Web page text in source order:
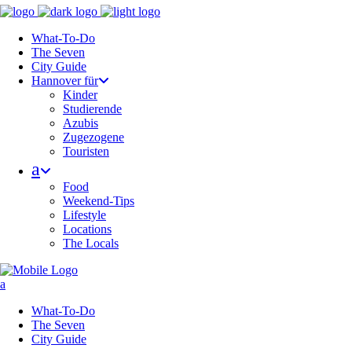
What-To-Do
The Seven
City Guide
Hannover für
Kinder
Studierende
Azubis
Zugezogene
Touristen
Food
Weekend-Tips
Lifestyle
Locations
The Locals
What-To-Do
The Seven
City Guide